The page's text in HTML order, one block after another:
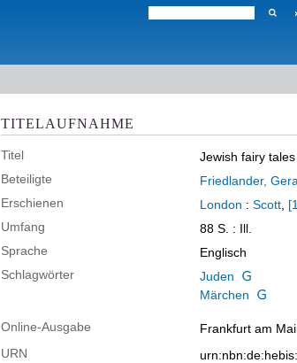
TITELAUFNAHME
Titel Jewish fairy tales
Beteiligte
Friedlander,
Erschienen
London : Scott
Umfang
88 S. : Ill.
Sprache
Englisch
Schlagwörter
Juden
Märchen
Online-Ausgabe
Frankfurt am
URN